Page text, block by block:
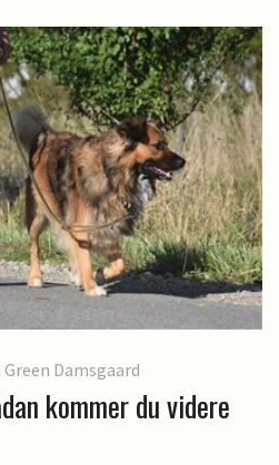
Damsgaard
kommer du videre